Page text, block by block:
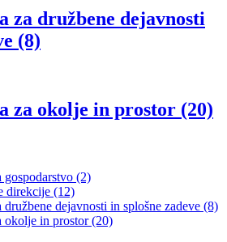
za družbene dejavnosti
(8)
za okolje in prostor (20)
gospodarstvo (2)
direkcije (12)
dejavnosti in splošne zadeve (8)
okolje in prostor(20)